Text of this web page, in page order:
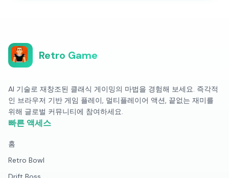
Retro Game
AI 기술로 재창조된 클래식 게이밍의 마법을 경험해 보세요. 즉각적
인 브라우저 기반 게임 플레이, 멀티플레이어 액션, 끝없는 재미를
위해 글로벌 커뮤니티에 참여하세요.
빠른 액세스
홈
Retro Bowl